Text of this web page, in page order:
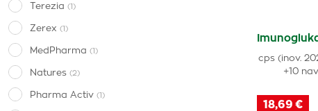
Terezia (1)
Zerex (1)
MedPharma (1)
Natures (2)
Pharma Activ (1)
cps (inov.
+10
18,69 €